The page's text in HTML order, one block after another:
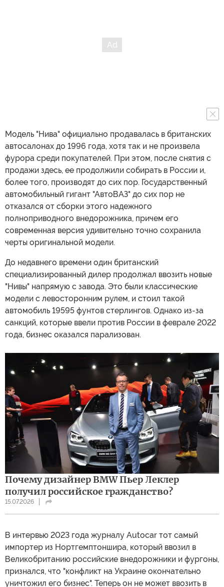
Модель "Нива" официально продавалась в британских
автосалонах до 1996 года, хотя так и не произвела
фурора среди покупателей. При этом, после снятия с
продажи здесь, ее продолжили собирать в России и,
более того, производят до сих пор. Государственный
автомобильный гигант "АвтоВАЗ" до сих пор не
отказался от сборки этого надежного
полноприводного внедорожника, причем его
современная версия удивительно точно сохранила
черты оригинальной модели.
До недавнего времени один британский
специализированный дилер продолжал ввозить новые
"Нивы" напрямую с завода. Это были классические
модели с левосторонним рулем, и стоил такой
автомобиль 19595 фунтов стерлингов. Однако из-за
санкций, которые ввели против России в феврале 2022
года, бизнес оказался парализован.
Почему дизайнер BMW Пьер Леклер
получил российское гражданство?
15.07.2026
В интервью 2023 года журналу Autocar тот самый
импортер из Нортгемптоншира, который ввозил в
Великобританию российские внедорожники и фургоны,
признался, что "конфликт на Украине окончательно
уничтожил его бизнес". Теперь он не может ввозить в